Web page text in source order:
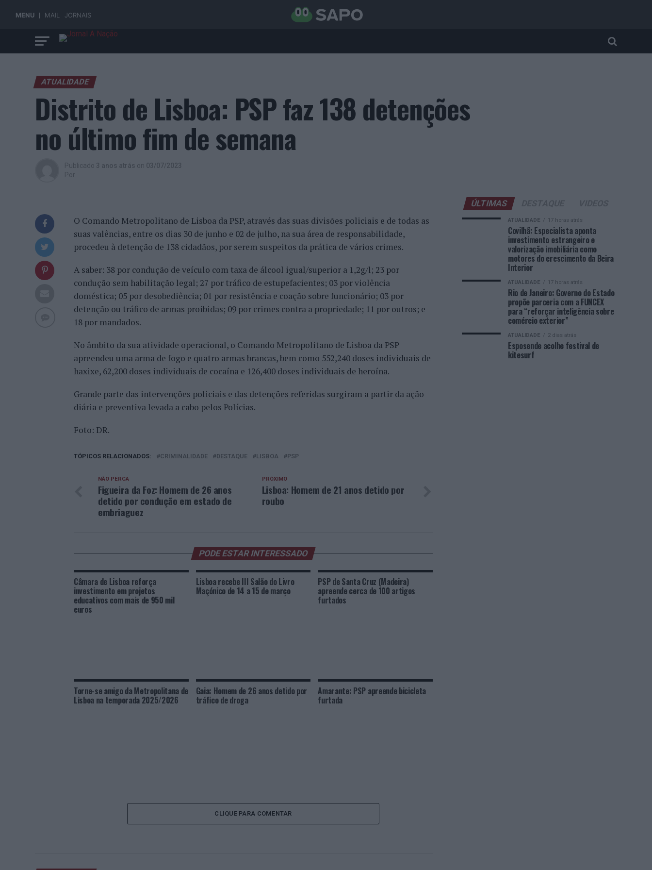
MENU MAIL JORNAIS
ATUALIDADE
Distrito de Lisboa: PSP faz 138 detenções
no último fim de semana
Publicado 3 anos atrás on 03/07/2023
Por
O Comando Metropolitano de Lisboa da PSP, através das suas divisões policiais e de todas as
suas valências, entre os dias 30 de junho e 02 de julho, na sua área de responsabilidade,
procedeu à detenção de 138 cidadãos, por serem suspeitos da prática de vários crimes.
A saber: 38 por condução de veículo com taxa de álcool igual/superior a 1,2g/l; 23 por
condução sem habilitação legal; 27 por tráfico de estupefacientes; 03 por violência
doméstica; 05 por desobediência; 01 por resistência e coação sobre funcionário; 03 por
detenção ou tráfico de armas proibidas; 09 por crimes contra a propriedade; 11 por outros; e
18 por mandados.
No âmbito da sua atividade operacional, o Comando Metropolitano de Lisboa da PSP
apreendeu uma arma de fogo e quatro armas brancas, bem como 552,240 doses individuais de
haxixe, 62,200 doses individuais de cocaína e 126,400 doses individuais de heroína.
Grande parte das intervenções policiais e das detenções referidas surgiram a partir da ação
diária e preventiva levada a cabo pelos Polícias.
Foto: DR.
TÓPICOS RELACIONADOS: CRIMINALIDADE DESTAQUE LISBOA PSP
PRÓXIMO
Lisboa: Homem de 21 anos detido por
roubo
NÃO PERCA
Figueira da Foz: Homem de 26 anos
detido por condução em estado de
embriaguez
PODE ESTAR INTERESSADO
Câmara de Lisboa reforça
investimento em projetos
educativos com mais de 950 mil
euros
Lisboa recebe III Salão do Livro
Maçónico de 14 a 15 de março
PSP de Santa Cruz (Madeira)
apreende cerca de 100 artigos
furtados
Torne-se amigo da Metropolitana de
Lisboa na temporada 2025/2026
Gaia: Homem de 26 anos detido por
tráfico de droga
Amarante: PSP apreende bicicleta
furtada
CLIQUE PARA COMENTAR
ÚLTIMAS
ATUALIDADE 17 horas atrás
Covilhã: Especialista aponta
investimento estrangeiro e
valorização imobiliária como
motores do crescimento da Beira
Interior
ATUALIDADE 17 horas atrás
Rio de Janeiro: Governo do Estado
propõe parceria com a FUNCEX
para “reforçar inteligência sobre
comércio exterior”
ATUALIDADE 2 dias atrás
Esposende acolhe festival de
kitesurf